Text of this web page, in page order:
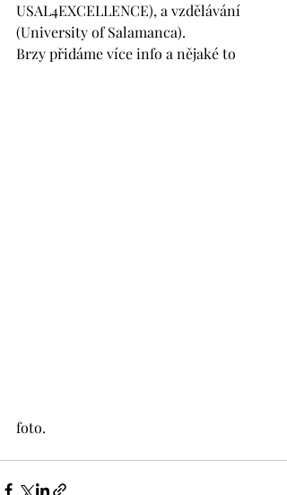
USAL4EXCELLENCE), a vzdělávání
(University of Salamanca).
Brzy přidáme více info a nějaké to
foto.